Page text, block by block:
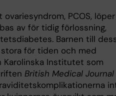
PCOS, löper
av för tidig förlossning,
Barnen till
för tiden och med
Institutet som
British Medical Journal